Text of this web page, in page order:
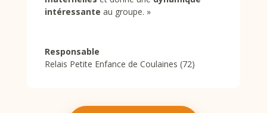
intéressante au groupe. »
Responsable
Relais Petite Enfance de Coulaines (72)